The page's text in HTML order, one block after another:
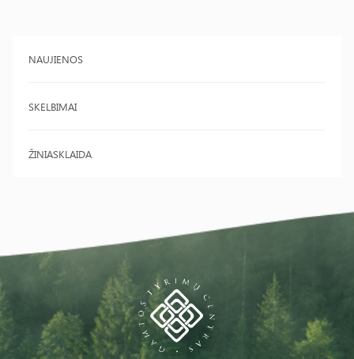
NAUJIENOS
SKELBIMAI
ŽINIASKLAIDA